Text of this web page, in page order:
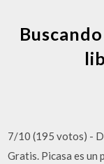
7/10 (195 votos) -
Gratis. Picasa es